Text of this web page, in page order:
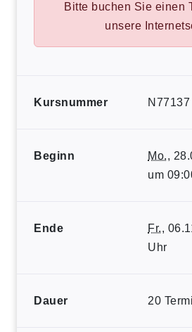
Bitte buchen Sie einen
unsere
Kursnummer N77137
Beginn Mo.,
um
Ende Fr.,
Uhr
Dauer 20